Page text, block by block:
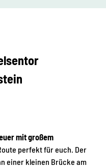
mit großem
perfekt für euch. Der
einer kleinen Brücke am